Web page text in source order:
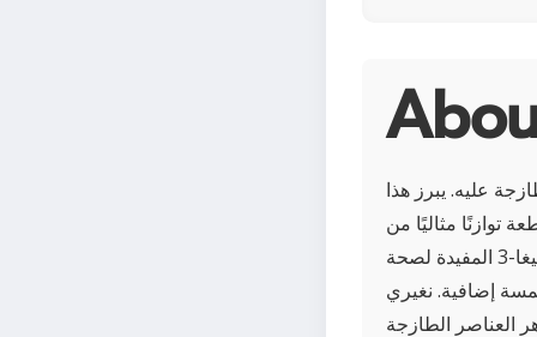
عليه. يبرز هذا
توازنًا مثاليًا من
نكهة الأمامي اللذيذة ولمحة من الحلاوة من السمك. يتميز السلمون بغناه بأحماض أوميغا-3 المفيدة لصحة
إضافية. نغيري